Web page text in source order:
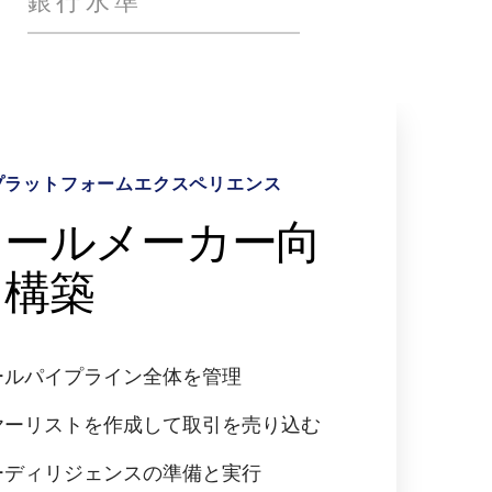
ットフォームエクスペリエンス
ルメーカー向
築
パイプライン全体を管理
リストを作成して取引を売り込む
ィリジェンスの準備と実行
ワークフロー
ラリンクスの
活用
可能性を引き出す
ジェントな情報検索を可能にする
を加速する
深い洞察
で意思決定を
タを保存し、アクセスする
横断の分析を実行
り深い洞察を導き出す
キュリティ
リティファー
アプローチ
いデータプライバシー管理
更できるカスタムウォーターマー